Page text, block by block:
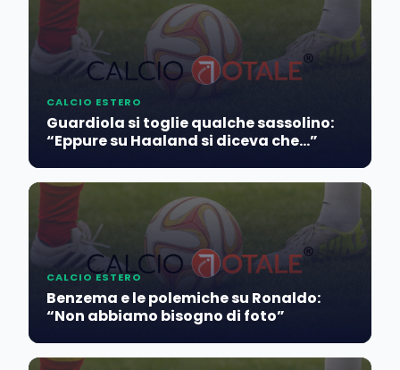
CALCIO ESTERO
Guardiola si toglie qualche sassolino:
“Eppure su Haaland si diceva che…”
CALCIO ESTERO
Benzema e le polemiche su Ronaldo:
“Non abbiamo bisogno di foto”